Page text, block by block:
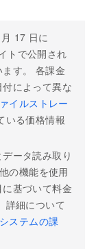
17 日に
トで公開され
す。 各課金
によって異な
イルストレー
いる価格情報
ータ読み取り
の機能を使用
基づいて料金
詳細について
ステムの課